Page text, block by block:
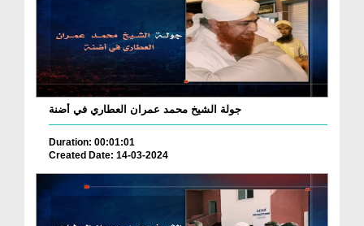
جولة الشيخ محمد عمران العطاري في أضنة
Duration: 00:01:01
Created Date: 14-03-2024